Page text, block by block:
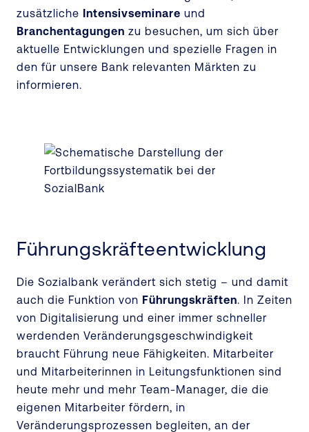
zusätzliche Intensivseminare und
Branchentagungen zu besuchen, um sich über
aktuelle Entwicklungen und spezielle Fragen in
den für unsere Bank relevanten Märkten zu
informieren.
Führungskräfteentwicklung
Die Sozialbank verändert sich stetig – und damit
auch die Funktion von Führungskräften. In Zeiten
von Digitalisierung und einer immer schneller
werdenden Veränderungsgeschwindigkeit
braucht Führung neue Fähigkeiten. Mitarbeiter
und Mitarbeiterinnen in Leitungsfunktionen sind
heute mehr und mehr Team-Manager, die die
eigenen Mitarbeiter fördern, in
Veränderungsprozessen begleiten, an der